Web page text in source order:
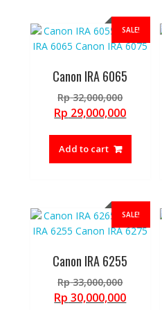
SALE!
Canon IRA 6065
Rp32,000,000Original
price
Rp 29,000,000Current
Add to cart
SALE!
Canon IRA 6255
Rp33,000,000Original
price
Rp 30,000,000Current